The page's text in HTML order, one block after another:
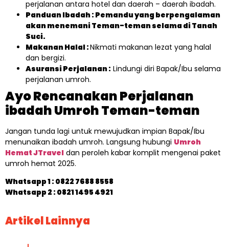
perjalanan antara hotel dan daerah – daerah ibadah.
Panduan Ibadah : Pemandu yang berpengalaman
akan menemani Teman-teman selama di Tanah
Suci.
Makanan Halal :Nikmati makanan lezat yang halal
dan bergizi.
Asuransi Perjalanan : Lindungi diri Bapak/Ibu selama
perjalanan umroh.
Ayo Rencanakan Perjalanan
ibadah Umroh Teman-teman
Jangan tunda lagi untuk mewujudkan impian Bapak/Ibu
menunaikan ibadah umroh. Langsung hubungi Umroh
Hemat JTravel dan peroleh kabar komplit mengenai paket
umroh hemat 2025.
Whatsapp 1 :0822 7688 8558
Whatsapp 2 : 0821 1495 4921
Artikel Lainnya